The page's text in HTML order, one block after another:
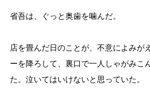
省吾は、ぐっと奥歯を噛んだ。
店を畳んだ日のことが、不意によみが
ーを降ろして、裏口で一人しゃがみこ
た。泣いてはいけないと思っていた。